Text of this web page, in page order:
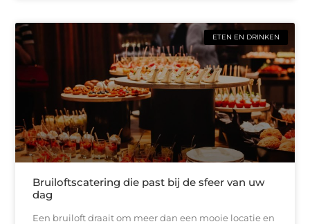
ETEN EN DRINKEN
Bruiloftscatering die past bij de sfeer van uw
dag
Een bruiloft draait om meer dan een mooie locatie en